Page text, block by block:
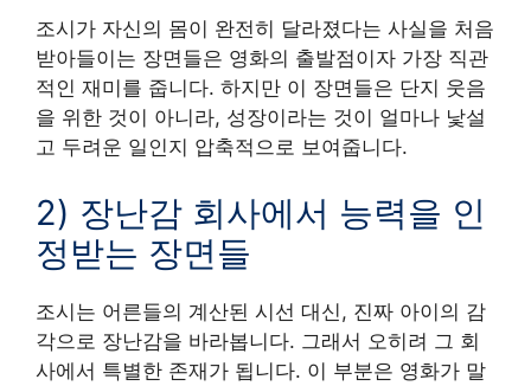
조시가 자신의 몸이 완전히 달라졌다는 사실을 처음
받아들이는 장면들은 영화의 출발점이자 가장 직관
적인 재미를 줍니다. 하지만 이 장면들은 단지 웃음
을 위한 것이 아니라, 성장이라는 것이 얼마나 낯설
고 두려운 일인지 압축적으로 보여줍니다.
2) 장난감 회사에서 능력을 인
정받는 장면들
조시는 어른들의 계산된 시선 대신, 진짜 아이의 감
각으로 장난감을 바라봅니다. 그래서 오히려 그 회
사에서 특별한 존재가 됩니다. 이 부분은 영화가 말